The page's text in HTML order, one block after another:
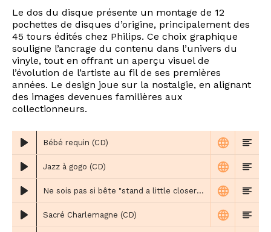
Le dos du disque présente un montage de 12
pochettes de disques d’origine, principalement des
45 tours édités chez Philips. Ce choix graphique
souligne l’ancrage du contenu dans l’univers du
vinyle, tout en offrant un aperçu visuel de
l’évolution de l’artiste au fil de ses premières
années. Le design joue sur la nostalgie, en alignant
des images devenues familières aux
collectionneurs.
Bébé requin (CD)
Jazz à gogo (CD)
Ne sois pas si bête "stand a little closer" (CD)
Sacré Charlemagne (CD)